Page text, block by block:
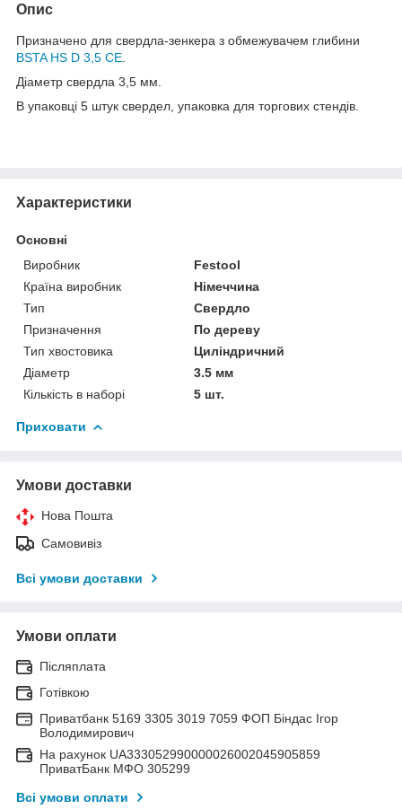
Опис
Призначено для свердла-зенкера з обмежувачем глибини
BSTA HS D 3,5 CE
Діаметр свердла 3,5 мм.
В упаковці 5 штук свердел, упаковка для торгових стендів.
Характеристики
Основні
Виробник
Festool
Країна виробник
Німеччина
Тип
Свердло
Призначення
По дереву
Тип хвостовика
Циліндричний
Діаметр
3.5 мм
Кількість в наборі
5 шт.
Приховати
Умови доставки
Нова Пошта
Самовивіз
Всі умови доставки
Умови оплати
Післяплата
Готівкою
Приватбанк 5169 3305 3019 7059 ФОП Біндас Ігор
Володимирович
На рахунок UA333052990000026002045905859
ПриватБанк МФО 305299
Всі умови оплати